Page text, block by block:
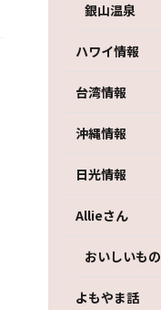
銀山温泉
ハワイ情報
台湾情報
沖縄情報
日光情報
Allieさん
おいしいもの
よもやま話